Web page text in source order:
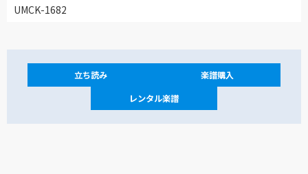
UMCK-1682
立ち読み
楽譜購入
レンタル楽譜